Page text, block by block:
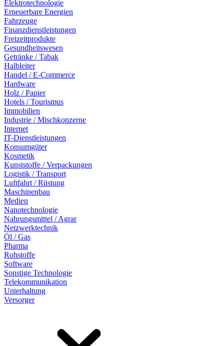
Elektrotechnologie
Erneuerbare Energien
Fahrzeuge
Finanzdienstleistungen
Freizeitprodukte
Gesundheitswesen
Getränke / Tabak
Halbleiter
Handel / E-Commerce
Hardware
Holz / Papier
Hotels / Tourismus
Immobilien
Industrie / Mischkonzerne
Internet
IT-Dienstleistungen
Konsumgüter
Kosmetik
Kunststoffe / Verpackungen
Logistik / Transport
Luftfahrt / Rüstung
Maschinenbau
Medien
Nanotechnologie
Nahrungsmittel / Agrar
Netzwerktechnik
Öl / Gas
Pharma
Rohstoffe
Software
Sonstige Technologie
Telekommunikation
Unterhaltung
Versorger